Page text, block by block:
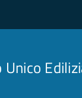
Unico